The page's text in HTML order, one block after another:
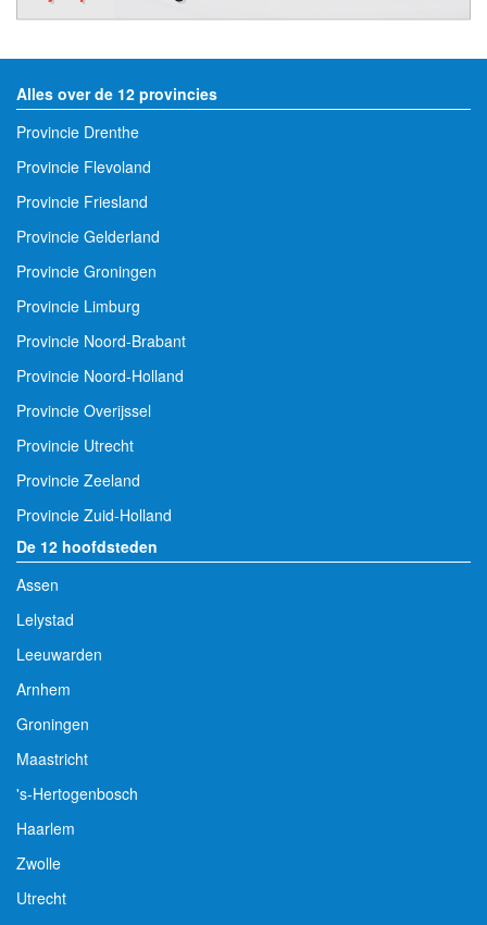
Alles over de 12 provincies
Provincie Drenthe
Provincie Flevoland
Provincie Friesland
Provincie Gelderland
Provincie Groningen
Provincie Limburg
Provincie Noord-Brabant
Provincie Noord-Holland
Provincie Overijssel
Provincie Utrecht
Provincie Zeeland
Provincie Zuid-Holland
De 12 hoofdsteden
Assen
Lelystad
Leeuwarden
Arnhem
Groningen
Maastricht
's-Hertogenbosch
Haarlem
Zwolle
Utrecht